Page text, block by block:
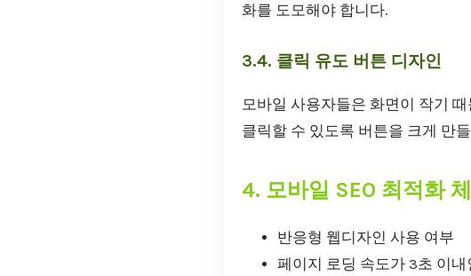
화를 도모해야 합니다.
3.4. 클릭 유도 버튼 디자인
모바일 사용자들은 화면이 작기
클릭할 수 있도록 버튼을 크게 만
4. 모바일 SEO 최적화
반응형 웹디자인 사용 여부
페이지 로딩 속도가 3초 이내